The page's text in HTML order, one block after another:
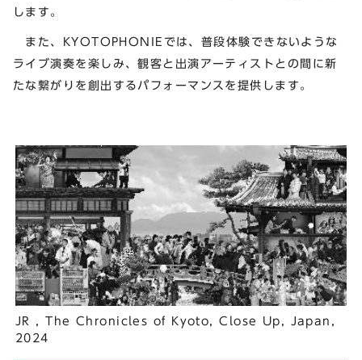
します。
また、KYOTOPHONIEでは、普段体験できないような
ライブ演奏を楽しみ、観客と出演アーティストとの間に新
たな繋がりを創出するパフォーマンスを提供します。
JR , The Chronicles of Kyoto, Close Up, Japan,
2024